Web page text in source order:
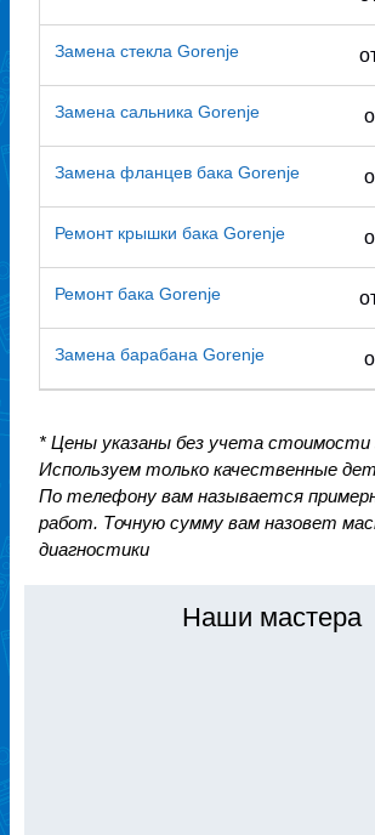
Замена стекла Gorenje
Замена сальника Gorenje
Замена фланцев бака Gorenje
Ремонт крышки бака Gorenje
Ремонт бака Gorenje
Замена барабана Gorenje
* Цены указаны без учета стоимости
Используем только качественные
По телефону вам называется
работ. Точную сумму вам назовет
диагностики
Наши мастера